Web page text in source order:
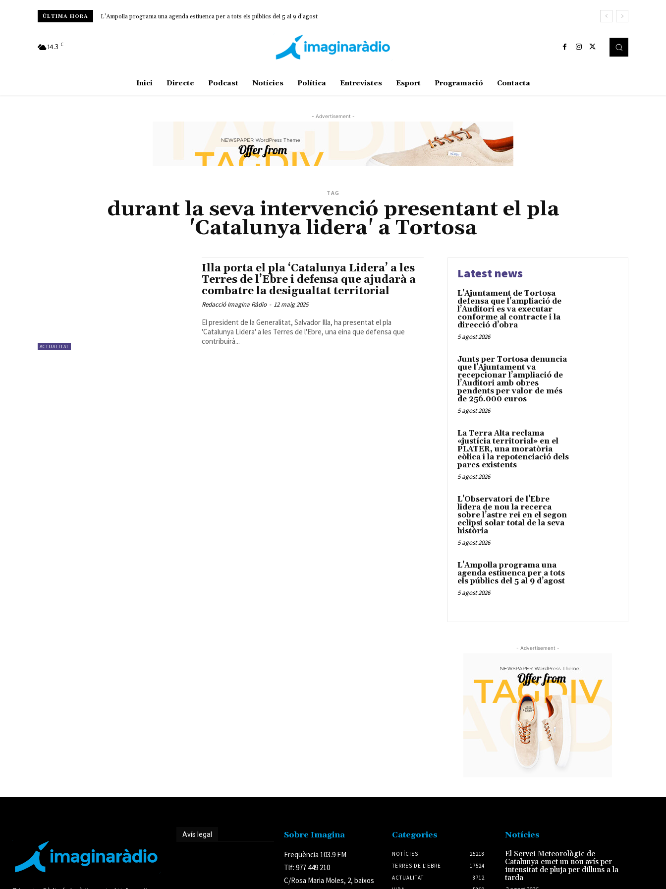
ÚLTIMA HORA L’Ampolla programa una agenda estiuenca per a tots els públics del 5 al 9 d’agost
14.3 C
Inici Directe Podcast Notícies Política Entrevistes Esport Programació Contacta
- Advertisement -
TAG
durant la seva intervenció presentant el pla
'Catalunya lidera' a Tortosa
ACTUALITAT
Illa porta el pla ‘Catalunya Lidera’ a les
Terres de l’Ebre i defensa que ajudarà a
combatre la desigualtat territorial
Redacció Imagina Ràdio - 12 maig 2025
El president de la Generalitat, Salvador Illa, ha presentat el pla
'Catalunya Lidera' a les Terres de l'Ebre, una eina que defensa que
contribuirà...
Latest news
L’Ajuntament de Tortosa
defensa que l’ampliació de
l’Auditori es va executar
conforme al contracte i la
direcció d’obra
5 agost 2026
Junts per Tortosa denuncia
que l’Ajuntament va
recepcionar l’ampliació de
l’Auditori amb obres
pendents per valor de més
de 256.000 euros
5 agost 2026
La Terra Alta reclama
«justícia territorial» en el
PLATER, una moratòria
eòlica i la repotenciació dels
parcs existents
5 agost 2026
L’Observatori de l’Ebre
lidera de nou la recerca
sobre l’astre rei en el segon
eclipsi solar total de la seva
història
5 agost 2026
L’Ampolla programa una
agenda estiuenca per a tots
els públics del 5 al 9 d’agost
5 agost 2026
- Advertisement -
Avís legal Sobre Imagina
Freqüència 103.9 FM
Tlf: 977 449 210
C/Rosa Maria Moles, 2, baixos
Categories
NOTÍCIES
25218
TERRES DE L'EBRE
17524
ACTUALITAT
8712
Notícies
El Servei Meteorològic de
Catalunya emet un nou avís per
intensitat de pluja per dilluns a la
tarda